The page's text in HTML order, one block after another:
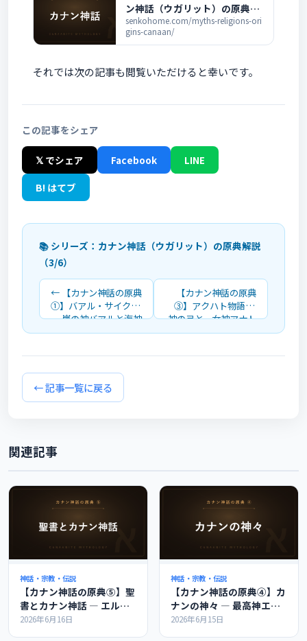
ン神話（ウガリット）の原典ま
とめ ― バアル叙事詩と聖書の背
景の全記事一覧
senkohome.com/myths-religions-ori
gins-canaan/
それでは次の記事も閲覧いただけると幸いです。
この記事をシェア
𝕏 でシェア Facebook
LINE
B! はてブ
📚 シリーズ：カナン神話（ウガリット）の原典解説
（3/6）
← 【カナン神話の原典
①】バアル・サイクル
― 嵐の神バアルと海神
ヤム・死神モトの戦い
【カナン神話の原典
③】アクハト物語 ―
神の弓と、女神アナト
がもたらした死を解説
← 記事一覧に戻る
関連記事
神話・宗教・伝説
【カナン神話の原典⑤】聖
書とカナン神話 ― エル・
バアル・レヴィアタンのつ
2026年6月16日
神話・宗教・伝説
【カナン神話の原典④】カ
ナンの神々 ― 最高神エル
とバアル、神々の会議を解
2026年6月15日